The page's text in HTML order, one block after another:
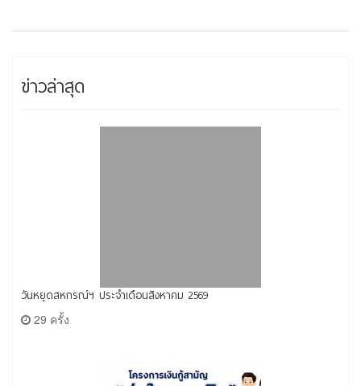
ข่าวล่าสุด
วันหยุดสหกรณ์ฯ ประจำเดือนสิงหาคม 2569
29 ครั้ง